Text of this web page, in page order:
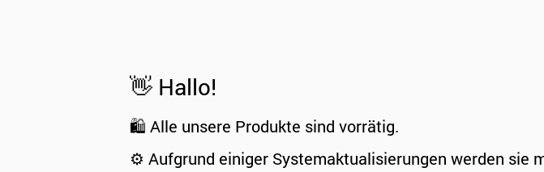
👋 Hallo!
🛍️ Alle unsere Produkte sind vorrätig.
⚙️ Aufgrund einiger Systemaktualisierungen werden sie